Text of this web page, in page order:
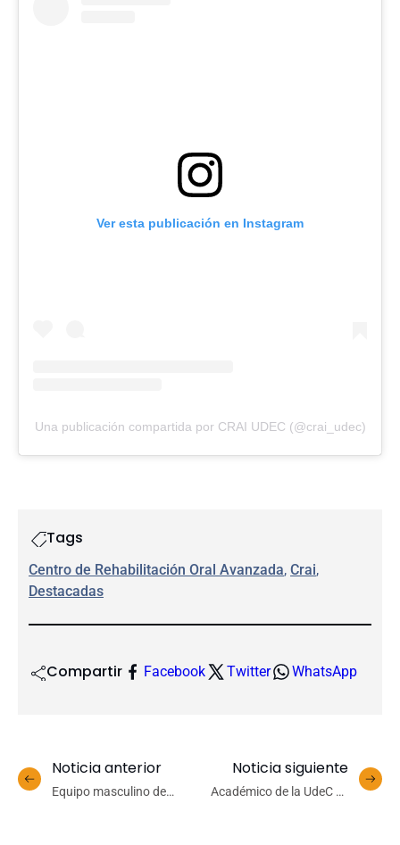
Ver esta publicación en Instagram
Una publicación compartida por CRAI UDEC (@crai_udec)
Tags
Centro de Rehabilitación Oral Avanzada, Crai
Destacadas
Compartir Facebook Twitter WhatsApp
Noticia anterior
Equipo masculino de
Noticia siguiente
Académico de la UdeC es